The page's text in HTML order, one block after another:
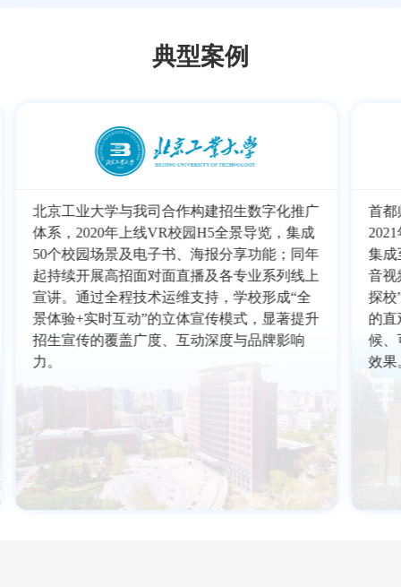
典型案例
北京工业大学与我司合作构建招生数字化推广
体系，2020年上线VR校园H5全景导览，集成
50个校园场景及电子书、海报分享功能；同年
起持续开展高招面对面直播及各专业系列线上
宣讲。通过全程技术运维支持，学校形成“全
景体验+实时互动”的立体宣传模式，显著提升
招生宣传的覆盖广度、互动深度与品牌影响
力。
首都
集成
音视
探校
的直
候、
效果